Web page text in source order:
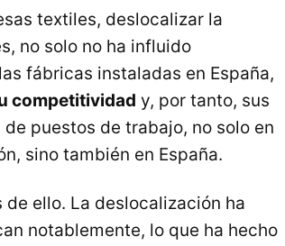
textiles, deslocalizar la
no solo no ha influido
fábricas instaladas en España,
competitividad y, por tanto, sus
puestos de trabajo, no solo en
sino también en España.
ello. La deslocalización ha
notablemente, lo que ha hecho